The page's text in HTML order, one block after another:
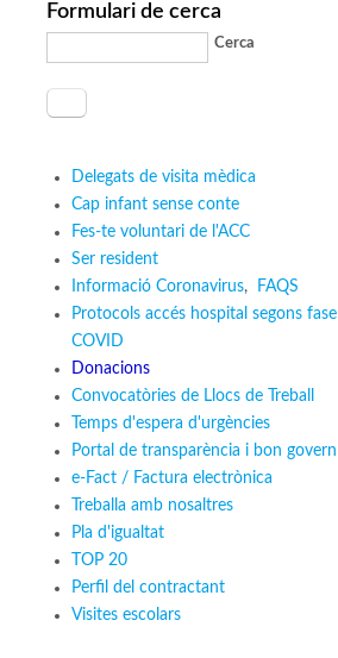
Formulari de cerca
Cerca
Delegats de visita mèdica
Cap infant sense conte
Fes-te voluntari de l'ACC
Ser resident
Informació Coronavirus,
FAQS
Protocols accés hospital segons fase
COVID
Donacions
Convocatòries de Llocs de Treball
Temps d'espera d'urgències
Portal de transparència i bon govern
e-Fact / Factura electrònica
Treballa amb nosaltres
Pla d'igualtat
TOP 20
Perfil del contractant
Visites escolars